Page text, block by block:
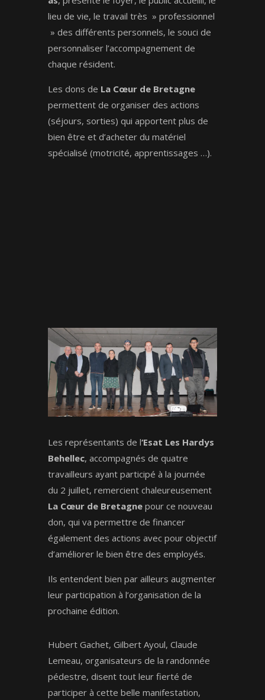
lieu de vie, le travail très » professionnel
» des différents personnels, le souci de
personnaliser l’accompagnement de
chaque résident.
Les dons de La Cœur de Bretagne
permettent de organiser des actions
(séjours, sorties) qui apportent plus de
bien être et d’acheter du matériel
spécialisé (motricité, apprentissages …).
Les représentants de l‘Esat Les Hardys
Behellec, accompagnés de quatre
travailleurs ayant participé à la journée
du 2 juillet, remercient chaleureusement
La Cœur de Bretagnepour ce nouveau
don, qui va permettre de financer
également des actions avec pour objectif
d’améliorer le bien être des employés.
Ils entendent bien par ailleurs augmenter
leur participation à l’organisation de la
prochaine édition.
Hubert Gachet, Gilbert Ayoul, Claude
Lemeau, organisateurs de la randonnée
pédestre, disent tout leur fierté de
participer à cette belle manifestation,